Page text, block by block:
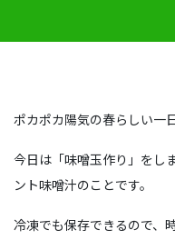
ポカポカ陽気の春らしい一
今日は「味噌玉作り」をし
ント味噌汁のことです。
冷凍でも保存できるので、